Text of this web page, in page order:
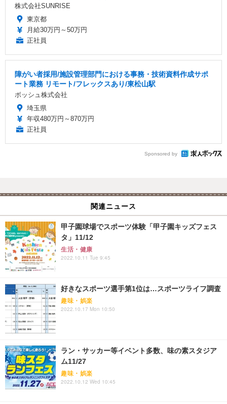
株式会社SUNRISE
東京都
月給30万円～50万円
正社員
障がい者採用/施設管理部門における事務・技術資料作成サポ
ート業務 リモート/フレックスあり/東松山駅
ボッシュ株式会社
埼玉県
年収480万円～870万円
正社員
Sponsored by
関連ニュース
甲子園球場でスポーツ体験「甲子園キッズフェス
タ」11/12
生活・健康
2022.10.11 Tue 9:45
好きなスポーツ選手第1位は…スポーツライフ調査
趣味・娯楽
2022.10.17 Mon 10:50
ラン・サッカー等イベント多数、味の素スタジア
ム11/27
趣味・娯楽
2022.10.12 Wed 10:45